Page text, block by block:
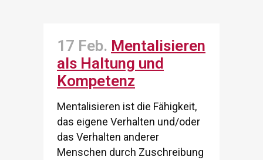
17 Feb. Mentalisieren
als Haltung und
Kompetenz
Mentalisieren ist die Fähigkeit,
das eigene Verhalten und/oder
das Verhalten anderer
Menschen durch Zuschreibung